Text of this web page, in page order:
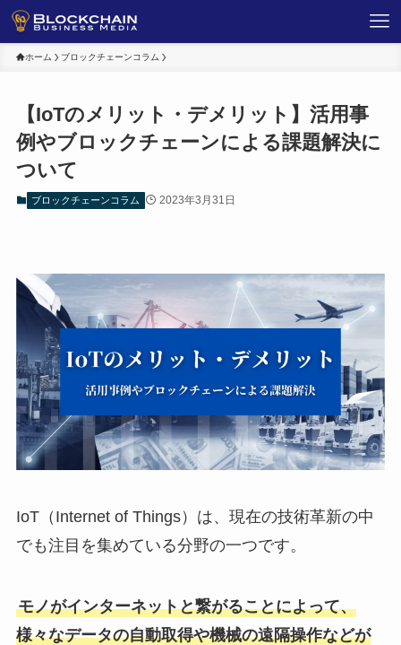
ホーム ブロックチェーンコラム
【IoTのメリット・デメリット】活用事
例やブロックチェーンによる課題解決に
ついて
ブロックチェーンコラム 2023年3月31日
IoT（Internet of Things）は、現在の技術革新の中
でも注目を集めている分野の一つです。
モノがインターネットと繋がることによって、
様々なデータの自動取得や機械の遠隔操作などが